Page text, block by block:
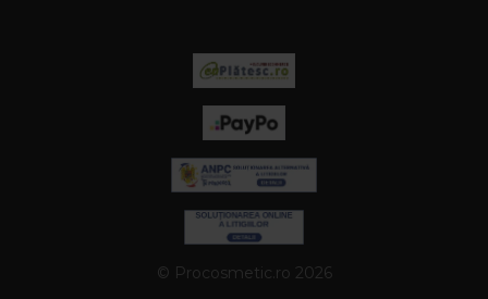
© Procosmetic.ro 2026